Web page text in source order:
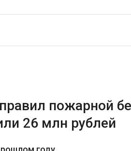
пожарной
26 млн рублей